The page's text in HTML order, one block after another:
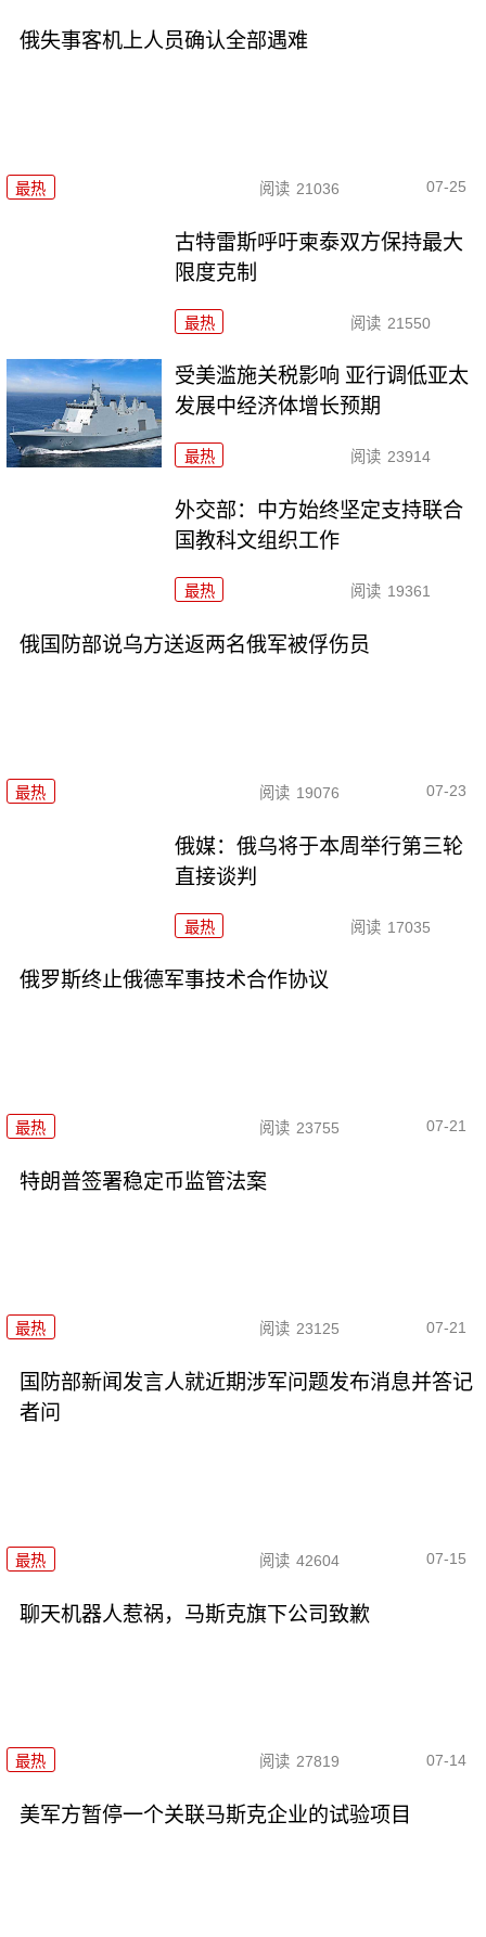
俄失事客机上人员确认全部遇难
最热 阅读 21036 07-25
古特雷斯呼吁柬泰双方保持最大
限度克制
最热 阅读 21550
受美滥施关税影响 亚行调低亚太
发展中经济体增长预期
最热 阅读 23914
外交部：中方始终坚定支持联合
国教科文组织工作
最热 阅读 19361
俄国防部说乌方送返两名俄军被俘伤员
最热 阅读 19076 07-23
俄媒：俄乌将于本周举行第三轮
直接谈判
最热 阅读 17035
俄罗斯终止俄德军事技术合作协议
最热 阅读 23755 07-21
特朗普签署稳定币监管法案
最热 阅读 23125 07-21
国防部新闻发言人就近期涉军问题发布消息并答记
者问
最热 阅读 42604 07-15
聊天机器人惹祸，马斯克旗下公司致歉
最热 阅读 27819 07-14
美军方暂停一个关联马斯克企业的试验项目